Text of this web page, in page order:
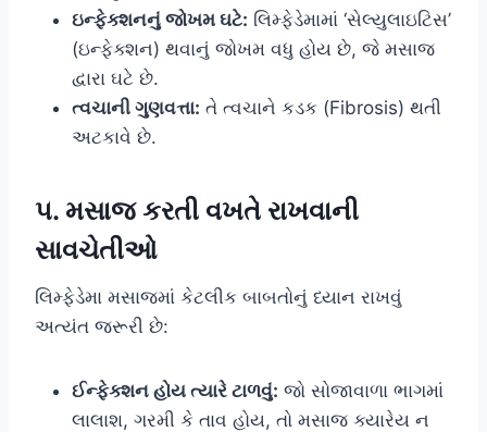
ઇન્ફેક્શનનું જોખમ ઘટે: લિમ્ફેડેમામાં ‘સેલ્યુલાઇટિસ’
(ઇન્ફેક્શન) થવાનું જોખમ વધુ હોય છે, જે મસાજ
દ્વારા ઘટે છે.
ત્વચાની ગુણવત્તા: તે ત્વચાને કડક (Fibrosis) થતી
અટકાવે છે.
૫. મસાજ કરતી વખતે રાખવાની
સાવચેતીઓ
લિમ્ફેડેમા મસાજમાં કેટલીક બાબતોનું ધ્યાન રાખવું
અત્યંત જરૂરી છે:
ઈન્ફેક્શન હોય ત્યારે ટાળવું: જો સોજાવાળા ભાગમાં
લાલાશ, ગરમી કે તાવ હોય, તો મસાજ ક્યારેય ન